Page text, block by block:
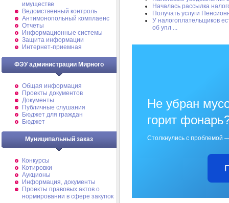
имуществе
Ведомственный контроль
Антимонопольный комплаенс
Отчеты
Информационные системы
Защита информации
Интернет-приемная
ФЭУ администрации Мирного
Общая информация
Проекты документов
Документы
Публичные слушания
Бюджет для граждан
Бюджет
Муниципальный заказ
Конкурсы
Котировки
Аукционы
Информация, документы
Проекты правовых актов о
нормировании в сфере закупок
Началась рассылка
Получать услуги
У налогоплательщиков
об упл ...
Не убран
горит
Столкнулись с проблемой